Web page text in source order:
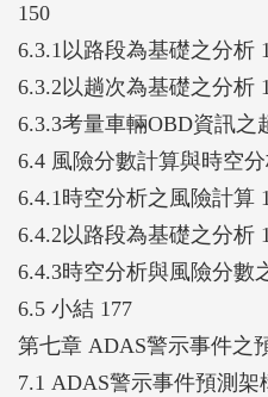
150
6.3.1以路段為基礎之分析
6.3.2以趟次為基礎之分析
6.3.3考量車輛OBD資訊之
6.4 風險分數計算與時空
6.4.1時空分析之風險計算
6.4.2以路段為基礎之分析
6.4.3時空分析與風險分數
6.5 小結 177
第七章 ADAS警示事件之
7.1 ADAS警示事件預測架